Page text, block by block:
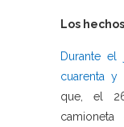
Los hechos
Durante el
cuarenta y
que, el